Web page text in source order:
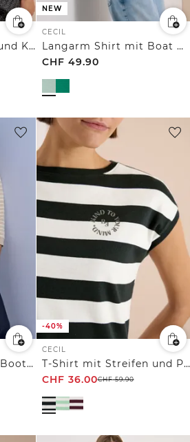
T-Shirt mit Streifen und Kontrastdetail
NEW
CECIL
Langarm Shirt mit Boat Neck und Streifen
CHF 49.90
3/4-Arm Shirt mit U-Boot-Ausschnitt
-40%
CECIL
T-Shirt mit Streifen und Printdetail
CHF 36.00CHF59.90